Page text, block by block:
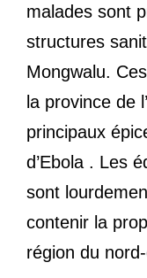
malades sont
structures
Mongwalu.
la province de
principaux
d’Ebola . Les
sont
contenir la
région du